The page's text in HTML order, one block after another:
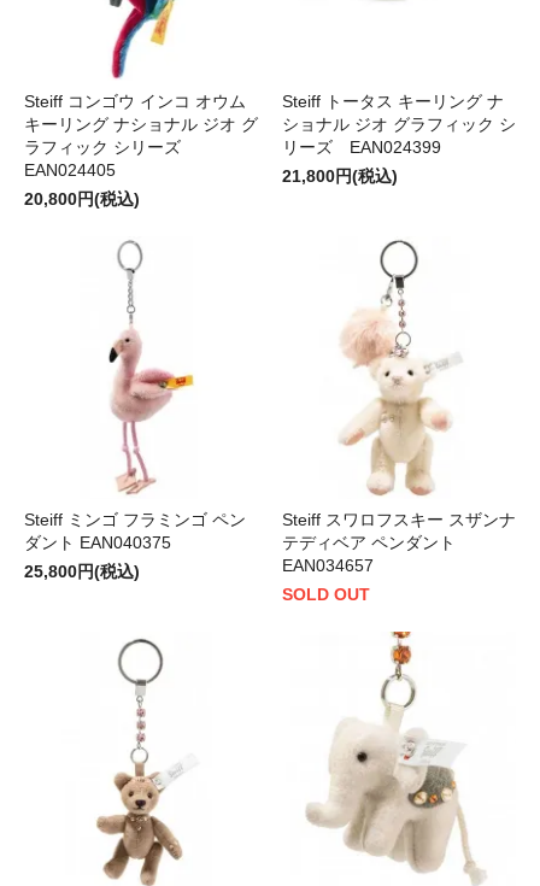
Steiff コンゴウ インコ オウム
キーリング ナショナル ジオ グ
ラフィック シリーズ
EAN024405
20,800円(税込)
Steiff トータス キーリング ナ
ショナル ジオ グラフィック シ
リーズ EAN024399
21,800円(税込)
Steiff ミンゴ フラミンゴ ペン
ダント EAN040375
25,800円(税込)
Steiff スワロフスキー スザンナ
テディベア ペンダント
EAN034657
SOLD OUT